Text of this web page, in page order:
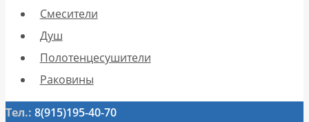
Смесители
Душ
Полотенцесушители
Раковины
Тел.: 8(915)195-40-70